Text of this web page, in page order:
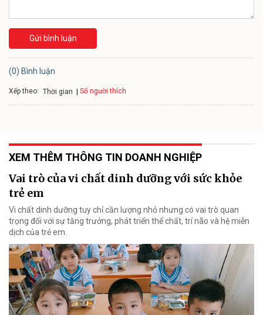
Gửi bình luận
(0) Bình luận
Xếp theo: Thời gian Số người thích
XEM THÊM THÔNG TIN DOANH NGHIỆP
Vai trò của vi chất dinh dưỡng với sức khỏe
trẻ em
Vi chất dinh dưỡng tuy chỉ cần lượng nhỏ nhưng có vai trò quan
trọng đối với sự tăng trưởng, phát triển thể chất, trí não và hệ miễn
dịch của trẻ em.